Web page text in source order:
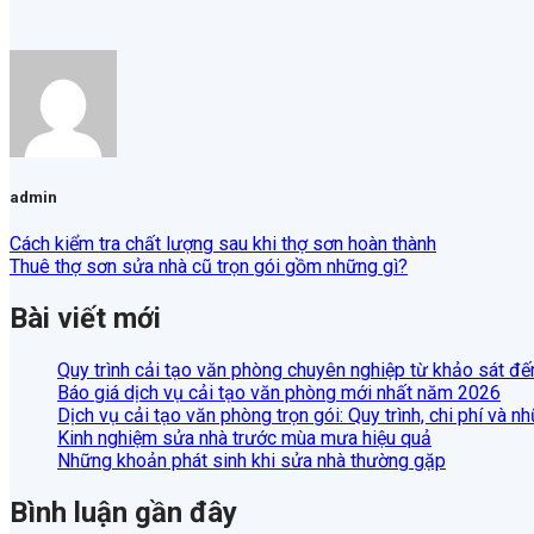
admin
Cách kiểm tra chất lượng sau khi thợ sơn hoàn thành
Thuê thợ sơn sửa nhà cũ trọn gói gồm những gì?
Bài viết mới
Quy trình cải tạo văn phòng chuyên nghiệp từ khảo sát
Báo giá dịch vụ cải tạo văn phòng mới nhất năm 2026
Dịch vụ cải tạo văn phòng trọn gói: Quy trình, chi phí và
Kinh nghiệm sửa nhà trước mùa mưa hiệu quả
Những khoản phát sinh khi sửa nhà thường gặp
Bình luận gần đây